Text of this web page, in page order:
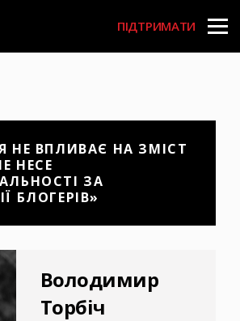
User
account
ПІДТРИМАТИ
НЕ ВПЛИВАЄ НА ЗМІСТ
НЕСЕ
ЗА
БЛОГЕРІВ»
Володимир
Торбіч